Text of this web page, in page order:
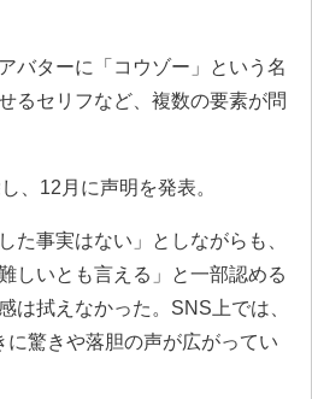
バターに「コウゾー」という名
るセリフなど、複数の要素が問
、12月に声明を発表。
た事実はない」としながらも、
しいとも言える」と一部認める
は拭えなかった。SNS上では、
に驚きや落胆の声が広がってい